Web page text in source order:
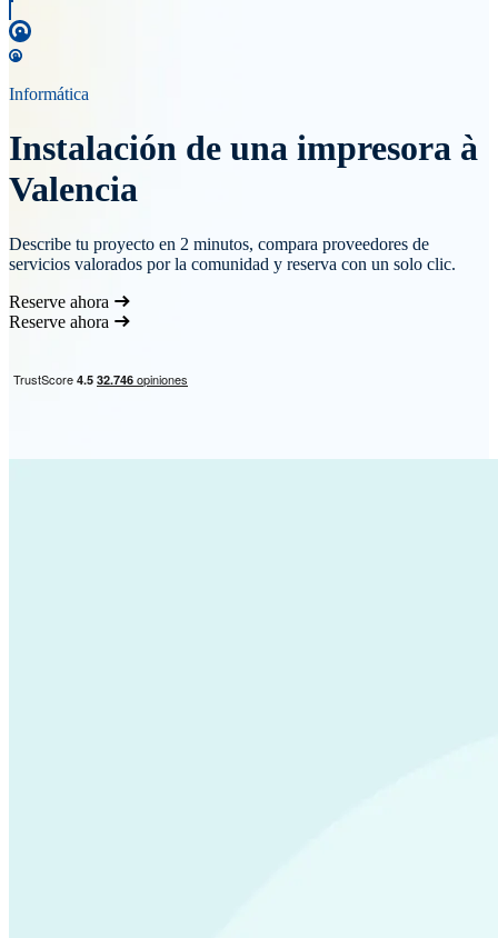
Informática
Instalación de una impresora à
Valencia
Describe tu proyecto en 2 minutos, compara proveedores de
servicios valorados por la comunidad y reserva con un solo clic.
Reserve ahora
Reserve ahora